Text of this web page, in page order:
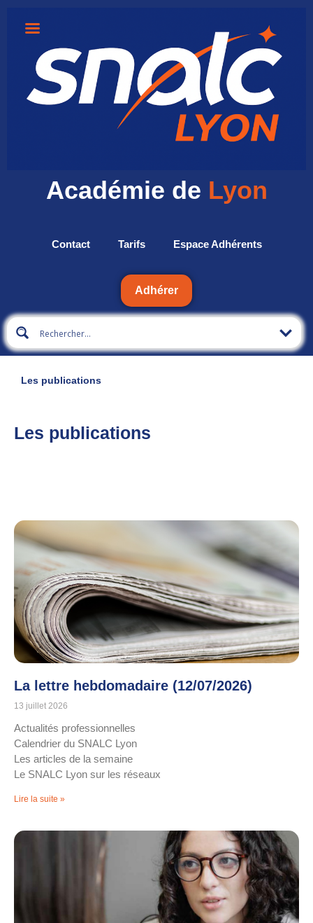
Académie de Lyon
Contact Tarifs Espace Adhérents
Adhérer
Les publications
Les publications
La lettre hebdomadaire (12/07/2026)
13 juillet 2026
Actualités professionnelles
Calendrier du SNALC Lyon
Les articles de la semaine
Le SNALC Lyon sur les réseaux
Lire la suite »